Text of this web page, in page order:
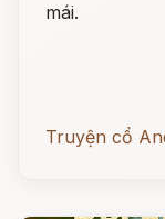
mái.
Truyện cổ